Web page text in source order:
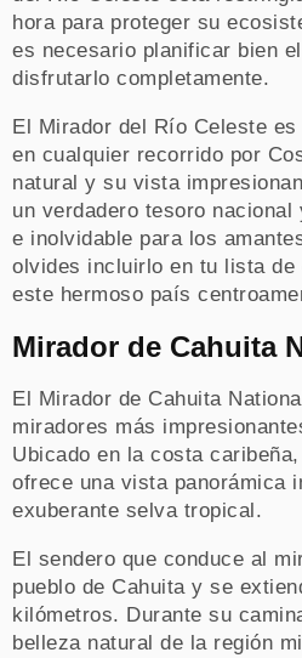
hora para proteger su
es necesario planificar bien
disfrutarlo completamente.
El Mirador del Río Celeste
en cualquier recorrido por
natural y su vista
un verdadero tesoro
e inolvidable para los
olvides incluirlo en tu lista
este hermoso país
Mirador de Cahuita
El Mirador de Cahuita
miradores más
Ubicado en la costa
ofrece una vista panorámica
exuberante selva tropical.
El sendero que conduce al
pueblo de Cahuita y se
kilómetros. Durante su
belleza natural de la región